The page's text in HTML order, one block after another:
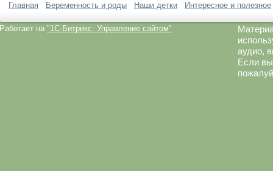
Главная Беременность и роды Наши детки Интересное и полезное
Работает на "1C-Битрикс: Управление сайтом"
аудио,
Если вы